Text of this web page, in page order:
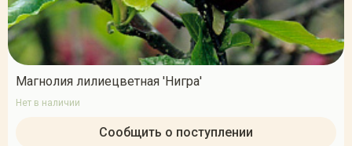
Магнолия лилиецветная 'Нигра'
Нет в наличии
Сообщить о поступлении